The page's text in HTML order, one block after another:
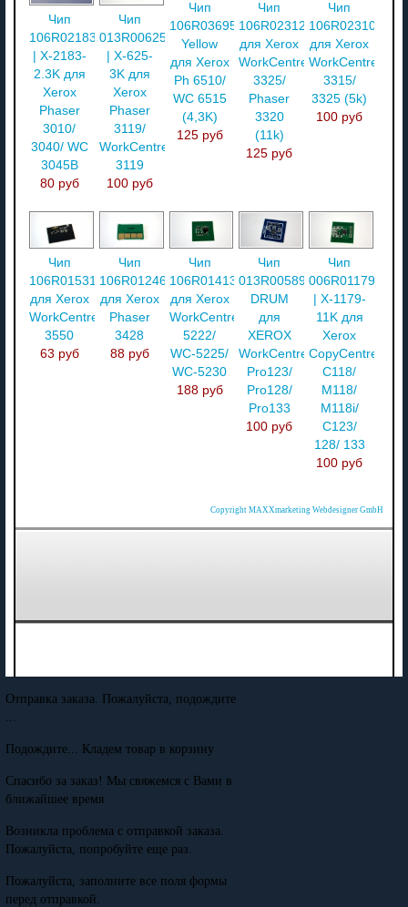
Чип
106R02183
| X-2183-
2.3K для
Xerox
Phaser
3010/
3040/ WC
3045B
80 руб
Чип
013R00625
| X-625-
3K для
Xerox
Phaser
3119/
WorkCentre
3119
100 руб
Чип
106R03695
Yellow
для Xerox
Ph 6510/
WC 6515
(4,3K)
125 руб
Чип
106R02312
для Xerox
WorkCentre
3325/
Phaser
3320
(11k)
125 руб
Чип
106R02310
для Xerox
WorkCentre
3315/
3325 (5k)
100 руб
Чип
106R01531
для Xerox
WorkCentre
3550
63 руб
Чип
106R01246
для Xerox
Phaser
3428
88 руб
Чип
106R01413
для Xerox
WorkCentre
5222/
WC-5225/
WC-5230
188 руб
Чип
013R00589
DRUM
для
XEROX
WorkCentre
Pro123/
Pro128/
Pro133
100 руб
Чип
006R01179
| X-1179-
11K для
Xerox
CopyCentre
C118/
M118/
M118i/
C123/
128/ 133
100 руб
Copyright MAXXmarketing Webdesigner GmbH
Отправка заказа. Пожалуйста, подождите
...
Подождите... Кладем товар в корзину
Спасибо за заказ! Мы свяжемся с Вами в
ближайшее время
Возникла проблема с отправкой заказа.
Пожалуйста, попробуйте еще раз.
Пожалуйста, заполните все поля формы
перед отправкой.